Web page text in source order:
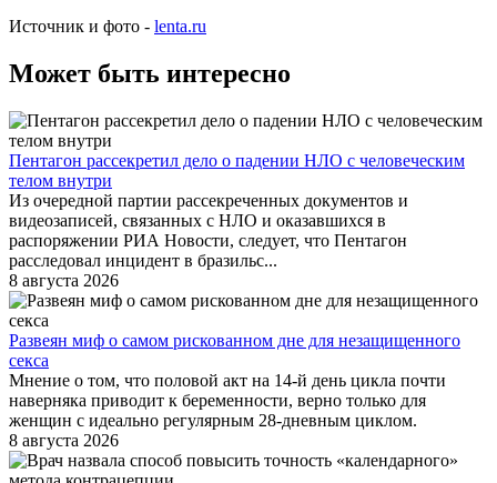
Источник и фото - lenta.ru
Может быть интересно
Пентагон рассекретил дело о падении НЛО с человеческим
телом внутри
Из очередной партии рассекреченных документов и
видеозаписей, связанных с НЛО и оказавшихся в
распоряжении РИА Новости, следует, что Пентагон
расследовал инцидент в бразильс...
8 августа 2026
Развеян миф о самом рискованном дне для незащищенного
секса
Мнение о том, что половой акт на 14-й день цикла почти
наверняка приводит к беременности, верно только для
женщин с идеально регулярным 28-дневным циклом.
8 августа 2026